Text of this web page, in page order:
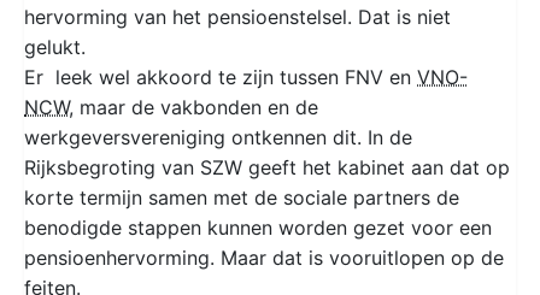
hervorming van het pensioenstelsel. Dat is niet
gelukt.
Er leek wel akkoord te zijn tussen FNV en VNO-
NCW, maar de vakbonden en de
werkgeversvereniging ontkennen dit. In de
Rijksbegroting van SZW geeft het kabinet aan dat op
korte termijn samen met de sociale partners de
benodigde stappen kunnen worden gezet voor een
pensioenhervorming. Maar dat is vooruitlopen op de
feiten.